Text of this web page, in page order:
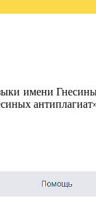
имени